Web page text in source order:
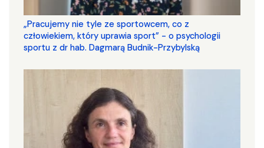
„Pracujemy nie tyle ze sportowcem, co z
człowiekiem, który uprawia sport” - o psychologii
sportu z dr hab. Dagmarą Budnik-Przybylską